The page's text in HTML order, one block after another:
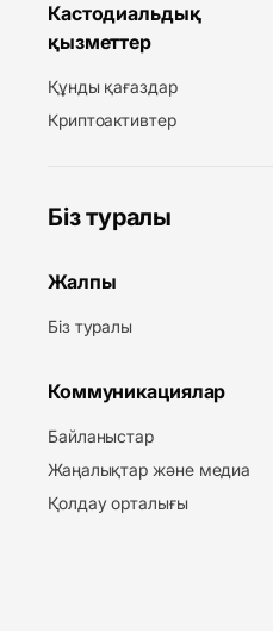
Кастодиальдық
қызметтер
Құнды қағаздар
Криптоактивтер
Біз туралы
Жалпы
Біз туралы
Коммуникациялар
Байланыстар
Жаңалықтар және медиа
Қолдау орталығы